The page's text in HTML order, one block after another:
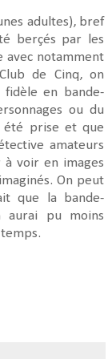
adultes), bref
berçés par les
avec notamment
de Cinq, on
en bande-
ou du
été prise et que
amateurs
voir en images
On peut
que la bande-
aurai pu moins